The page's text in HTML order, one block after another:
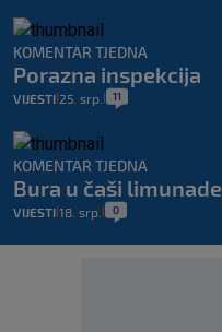
KOMENTAR TJEDNA
Porazna inspekcija
VIJESTI 25. srp. 11
KOMENTAR TJEDNA
Bura u čaši limunade
VIJESTI 18. srp. 0